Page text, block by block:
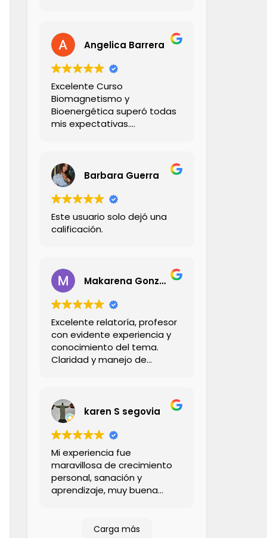
Angelica Barrera
Excelente Curso
Biomagnetismo y
Bioenergética superó todas
mis expectativas.
Explica con claridad,
creatividad y empatía ,
didactico con sus ejemplos
,su comunicación con los
alumnos es muy profesional!
Me encantó 💯%
Recomendado!
Barbara Guerra
Este usuario solo dejó una
calificación.
Makarena Gonzalez Dinamarca
Excelente relatoría, profesor
con evidente experiencia y
conocimiento del tema.
Claridad y manejo de
didáctico para abordar
todos los contenidos. Tanto
el profesional expositor
como coordinadora son
serios, confiables y
responsables, lo que
garantiza una experiencia
100% sarisfactoria y
recomendable.
karen S segovia
Mi experiencia fue
maravillosa de crecimiento
personal, sanación y
aprendizaje, muy buena
cualquier duda que una
Carga más